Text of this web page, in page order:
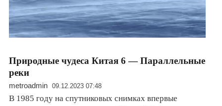
Природные чудеса Китая 6 — Параллельные
реки
metroadmin 09.12.2023 07:48
В 1985 году на спутниковых снимках впервые